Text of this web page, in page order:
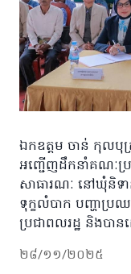
ឯកឧត្តម ចាន់ កុលបុត្
អញ្ជើញដឹកនាំគណៈប្រ
សាធារណៈ នៅឃុំនិទា
ទុក្ខលំបាក បញ្ហាប្
ប្រជាពលរដ្ឋ និងប
២៨/១១/២០២៥